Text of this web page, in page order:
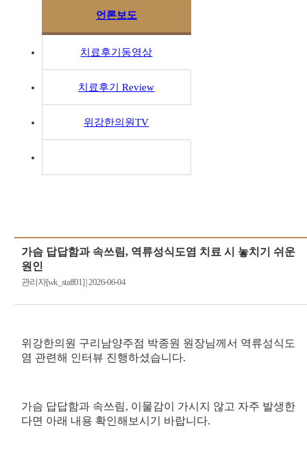
언론보도
치료후기동영상
치료후기 Review
위강한의원TV
가슴 답답함과 속쓰림, 역류성식도염 치료 시 놓치기 쉬운
원인
관리자[wk_staff01]|2026-06-04
위강한의원 구리남양주점 박종원 원장님께서 역류성식도
염 관련해 인터뷰 진행하셨습니다.
가슴 답답함과 속쓰림, 이물감이 가시지 않고 자주 발생한
다면 아래 내용 확인해보시기 바랍니다.